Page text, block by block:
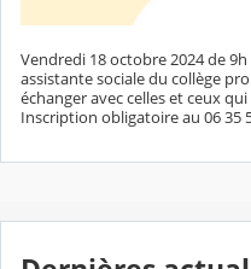
Vendredi 18 octobre 2024 de
assistante sociale du collège
échanger avec celles et ceux
Inscription obligatoire au 06 35